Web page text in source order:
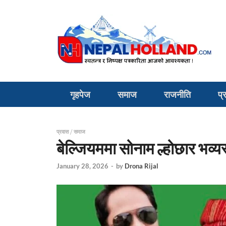
गृहपेज समाज राजनीति
प्रवास/ समाज
बेल्जियममा सोनाम ल्होछार
January 28, 2026 - by Drona Rijal